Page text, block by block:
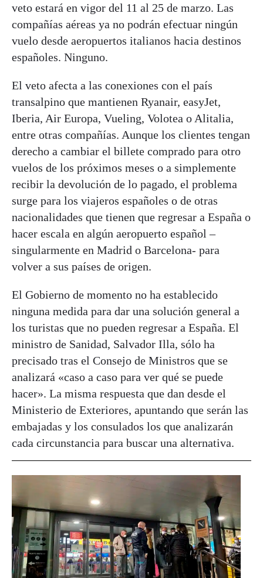
veto estará en vigor del 11 al 25 de marzo. Las
compañías aéreas ya no podrán efectuar ningún
vuelo desde aeropuertos italianos hacia destinos
españoles. Ninguno.
El veto afecta a las conexiones con el país
transalpino que mantienen Ryanair, easyJet,
Iberia, Air Europa, Vueling, Volotea o Alitalia,
entre otras compañías. Aunque los clientes tengan
derecho a cambiar el billete comprado para otro
vuelos de los próximos meses o a simplemente
recibir la devolución de lo pagado, el problema
surge para los viajeros españoles o de otras
nacionalidades que tienen que regresar a España o
hacer escala en algún aeropuerto español –
singularmente en Madrid o Barcelona- para
volver a sus países de origen.
El Gobierno de momento no ha establecido
ninguna medida para dar una solución general a
los turistas que no pueden regresar a España. El
ministro de Sanidad, Salvador Illa, sólo ha
precisado tras el Consejo de Ministros que se
analizará «caso a caso para ver qué se puede
hacer». La misma respuesta que dan desde el
Ministerio de Exteriores, apuntando que serán las
embajadas y los consulados los que analizarán
cada circunstancia para buscar una alternativa.